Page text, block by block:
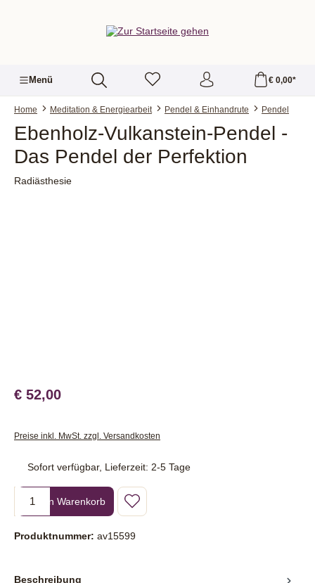
Menü € 0,00*
Home Meditation & Energiearbeit Pendel & Einhandrute Pendel
Ebenholz-Vulkanstein-Pendel -
Das Pendel der Perfektion
Radiästhesie
€ 52,00
Preise inkl. MwSt. zzgl. Versandkosten
Sofort verfügbar, Lieferzeit: 2-5 Tage
Produkt Anzahl: Gib den gewünschten Wert ein oder benutze die
In den Warenkorb
Produktnummer: av15599
Beschreibung